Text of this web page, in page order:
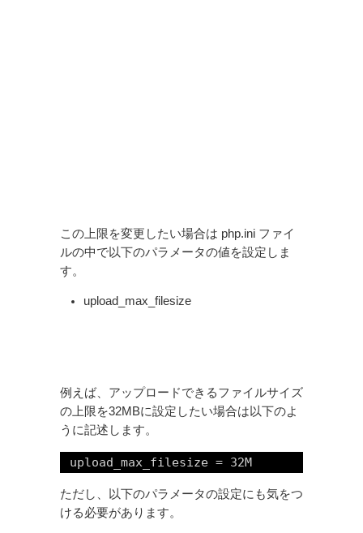
この上限を変更したい場合は php.ini ファイ
ルの中で以下のパラメータの値を設定しま
す。
upload_max_filesize
例えば、アップロードできるファイルサイズ
の上限を32MBに設定したい場合は以下のよ
うに記述します。
upload_max_filesize = 32M
ただし、以下のパラメータの設定にも気をつ
ける必要があります。